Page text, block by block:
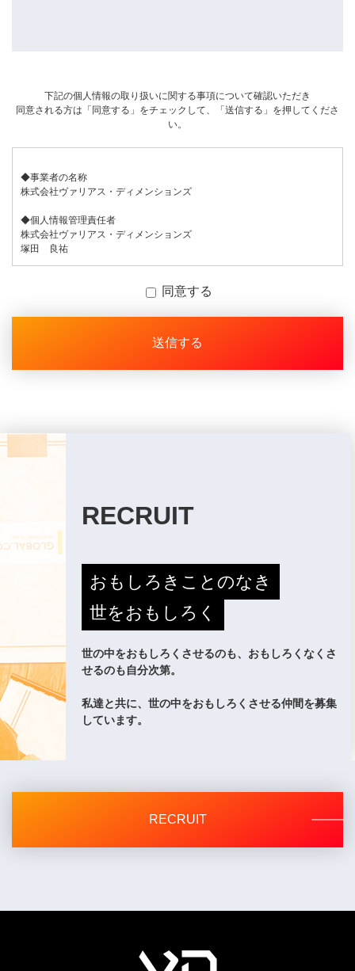
下記の個人情報の取り扱いに関する事項について確認いただき
同意される方は「同意する」をチェックして、「送信する」を押してくださ
い。
◆事業者の名称
株式会社ヴァリアス・ディメンションズ
◆個人情報管理責任者
株式会社ヴァリアス・ディメンションズ
塚田 良祐
お預かりした個人情報は、弊社の各事業に関するお問合せへの対応に利用
◆お預かりする個人情報の項目
本手続きでは、以下の項目をご入力いただきます。
◆個人情報の第三者提供について
ご本人の同意がある場合または法令に基づく場合を除き、今回ご入力いた
今回取得させていただく個人情報は、業務処理のため、
当社と契約を締結している協力会社のサーバーに保管させていただく場合
があります。
◆取得させていただく内容について
お問い合わせに対応するために、氏名、メールアドレスはご入力を必須と
させていただいております。
本情報について取得させていただけない場合、お問い合わせへの対応を致
◆取得した個人情報の利用目的の通知、開示等及びお問い合わせ窓口
今回、取得した個人情報の利用目的の通知の求め、及び開示・内容の訂
正・追加・削除・利用の停止・消去・第三者への提供の停止（「開示等」
といいます）の請求、第三者提供記録の開示に応じます。
上記に応じる窓口は、下記、問い合わせ窓口となります。なお、個人情報
保護管理者の連絡先も同様です。
同意する
RECRUIT
おもしろきことのなき
世をおもしろく
世の中をおもしろくさせるのも、おもしろくなくさ
せるのも自分次第。
私達と共に、世の中をおもしろくさせる仲間を募集
しています。
RECRUIT